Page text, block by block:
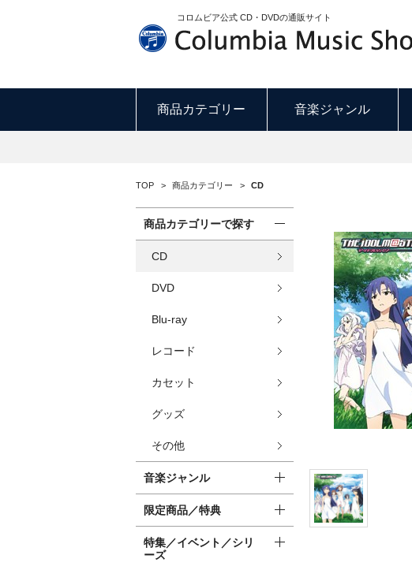
コロムビア公式 CD・DVDの通販サイト
商品カテゴリー 音楽ジャンル
TOP > 商品カテゴリー > CD
商品カテゴリーで探す
CD
DVD
Blu-ray
レコード
カセット
グッズ
その他
音楽ジャンル
限定商品／特典
特集／イベント／シリ
ーズ